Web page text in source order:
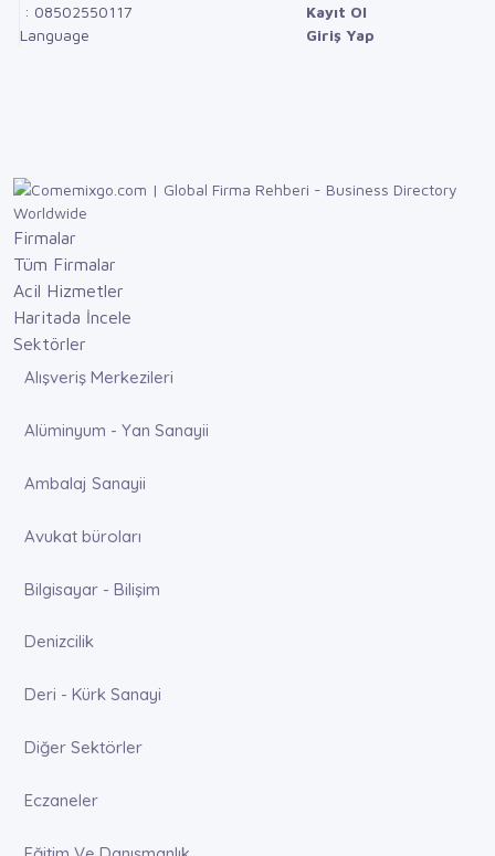
: 08502550117
Language
Kayıt Ol
Giriş Yap
Firmalar
Tüm Firmalar
Acil Hizmetler
Haritada İncele
Sektörler
Alışveriş Merkezileri
Alüminyum - Yan Sanayii
Ambalaj Sanayii
Avukat büroları
Bilgisayar - Bilişim
Denizcilik
Deri - Kürk Sanayi
Diğer Sektörler
Eczaneler